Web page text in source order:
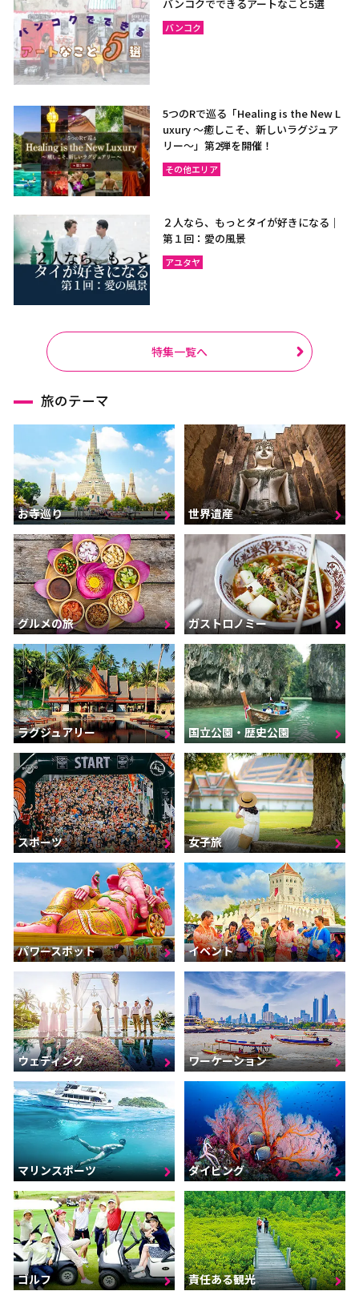
バンコクでできるアートなこと5選
バンコク
5つのRで巡る「Healing is the New L
uxury ～癒しこそ、新しいラグジュア
リー〜」第2弾を開催！
その他エリア
２人なら、もっとタイが好きになる｜
第１回：愛の風景
アユタヤ
特集一覧へ
旅のテーマ
お寺巡り 世界遺産
グルメの旅 ガストロノミー
ラグジュアリー 国立公園・歴史公園
スポーツ 女子旅
パワースポット イベント
ウェディング ワーケーション
マリンスポーツ ダイビング
ゴルフ 責任ある観光